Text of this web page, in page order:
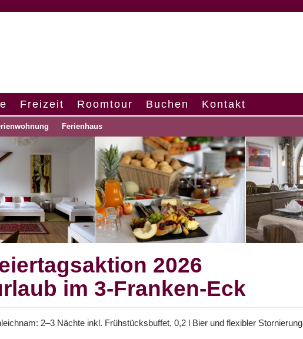
Freizeit Roomtour Buchen Kontakt
Ferienhaus
2026
im 3-Franken-Eck
2–3 Nächte inkl. Frühstücksbuffet, 0,2 l Bier und flexibler Stornierung